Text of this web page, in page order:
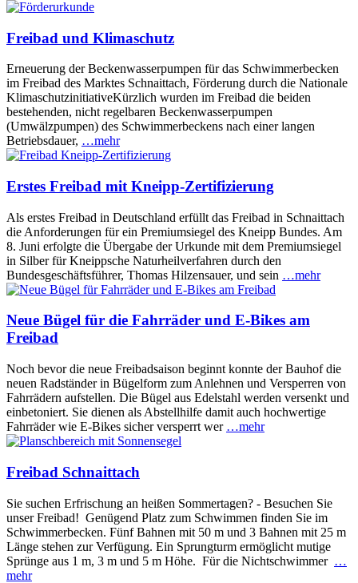
Freibad und Klimaschutz
Erneuerung der Beckenwasserpumpen für das Schwimmerbecken
im Freibad des Marktes Schnaittach, Förderung durch die Nationale
KlimaschutzinitiativeKürzlich wurden im Freibad die beiden
bestehenden, nicht regelbaren Beckenwasserpumpen
(Umwälzpumpen) des Schwimmerbeckens nach einer langen
Betriebsdauer, …mehr
Erstes Freibad mit Kneipp-Zertifizierung
Als erstes Freibad in Deutschland erfüllt das Freibad in Schnaittach
die Anforderungen für ein Premiumsiegel des Kneipp Bundes. Am
8. Juni erfolgte die Übergabe der Urkunde mit dem Premiumsiegel
in Silber für Kneippsche Naturheilverfahren durch den
Bundesgeschäftsführer, Thomas Hilzensauer, und sein …mehr
Neue Bügel für die Fahrräder und E-Bikes am
Freibad
Noch bevor die neue Freibadsaison beginnt konnte der Bauhof die
neuen Radständer in Bügelform zum Anlehnen und Versperren von
Fahrrädern aufstellen. Die Bügel aus Edelstahl werden versenkt und
einbetoniert. Sie dienen als Abstellhilfe damit auch hochwertige
Fahrräder wie E-Bikes sicher versperrt wer …mehr
Freibad Schnaittach
Sie suchen Erfrischung an heißen Sommertagen? - Besuchen Sie
unser Freibad! Genügend Platz zum Schwimmen finden Sie im
Schwimmerbecken. Fünf Bahnen mit 50 m und 3 Bahnen mit 25 m
Länge stehen zur Verfügung. Ein Sprungturm ermöglicht mutige
Sprünge aus 1 m, 3 m und 5 m Höhe. Für die Nichtschwimmer …
mehr